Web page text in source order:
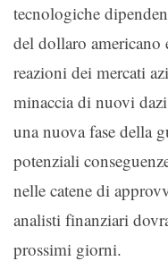
tecnologiche
del dollaro americano
reazioni dei mercati
minaccia di nuovi
una nuova fase della
potenziali
nelle catene di
analisti finanziari
prossimi giorni.